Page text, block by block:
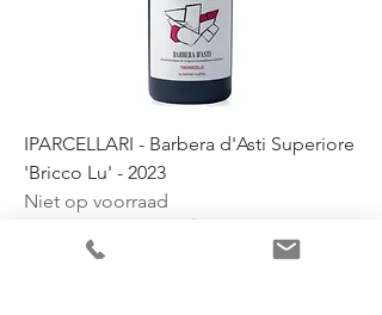
IPARCELLARI - Barbera d'Asti Superiore
'Bricco Lu' - 2023
Niet op voorraad
Nu per glas in onze wijnbar